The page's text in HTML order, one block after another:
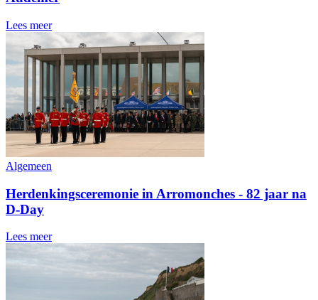
Lees meer
Algemeen
Herdenkingsceremonie in Arromonches - 82 jaar na
D-Day
Lees meer